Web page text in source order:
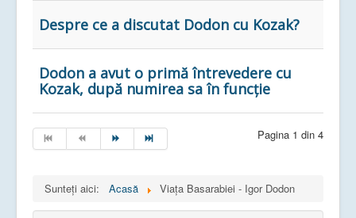
Despre ce a discutat Dodon cu Kozak?
Dodon a avut o primă întrevedere cu
Kozak, după numirea sa în funcție
Pagina 1 din 4
Sunteți aici: Acasă Viața Basarabiei - Igor Dodon